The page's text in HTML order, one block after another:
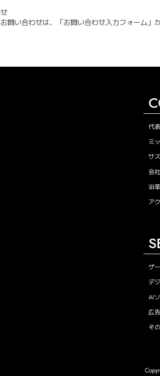
問い合わせは、「お問い合わせ入力フォーム」
代
ミ
サ
会
沿革
ア
ゲ
デ
AI
広
そ